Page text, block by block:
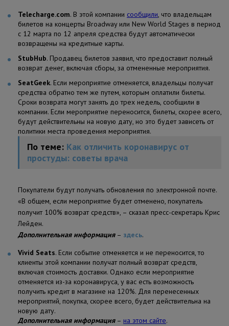
Telecharge.com. В этой компании сообщили, что владельцам
билетов на концерты Broadway или New World Stages в период
с 12 марта по 12 апреля средства будут автоматически
возвращены на кредитные карты.
StubHub. Продавец билетов заявил, что предоставит полный
возврат денег, включая сборы, за отмененные мероприятия.
SeatGeek. Если мероприятие отменяется, владельцы получат
средства обратно тем же путем, которым оплатили билеты.
Сроки возврата могут занять до трех недель, сообщили в
компании. Если мероприятие переносится, билеты, скорее всего,
будут действительны на новую дату, но это будет зависеть от
политики места проведения мероприятия.
По теме: Как отличить коронавирус от
простуды: советы врача
Покупатели будут получать обновления по электронной почте.
«В общем, если мероприятие будет отменено, покупатель
получит 100% возврат средств», – сказал пресс-секретарь Крис
Лейден.
Дополнительная информация– здесь.
Vivid Seats. Если событие отменяется и не переносится, то
клиенты этой компании получат полный возврат средств,
включая стоимость доставки. Однако если мероприятие
отменяется из-за коронавируса, у вас есть возможность
получить кредит в магазине на 120%. Для перенесенных
мероприятий, покупка, скорее всего, будет действительна на
новую дату.
Дополнительная информация– на этом сайте.